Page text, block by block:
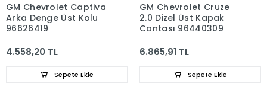
GM Chevrolet Captiva
Arka Denge Üst Kolu
96626419
4.558,20 TL
Sepete Ekle
GM Chevrolet Cruze
2.0 Dizel Üst Kapak
Contası 96440309
6.865,91 TL
Sepete Ekle